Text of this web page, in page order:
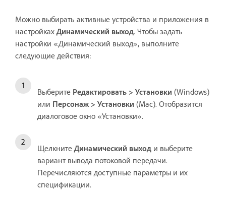
Можно выбирать активные устройства и приложения в
настройкахДинамический выход. Чтобы задать
настройки «Динамический выход», выполните
следующие действия:
Выберите Редактировать > Установки (Windows)
или Персонаж > Установки (Mac). Отобразится
диалоговое окно «Установки».
ЩелкнитеДинамический выход и выберите
вариант вывода потоковой передачи.
Перечисляются доступные параметры и их
спецификации.